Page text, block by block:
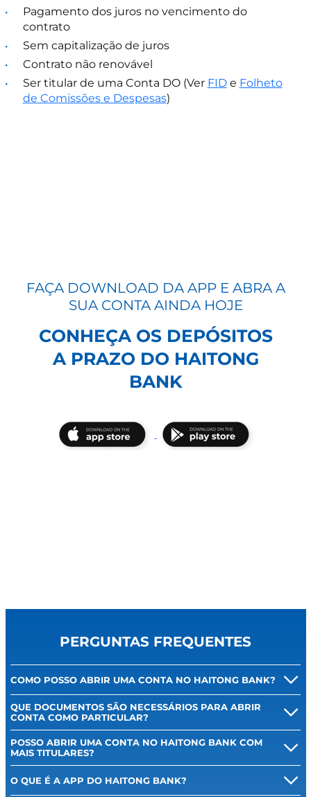
Pagamento dos juros no vencimento do
contrato
Sem capitalização de juros
Contrato não renovável
Ser titular de uma Conta DO (Ver FID e Folheto
de Comissões e Despesas)
FAÇA DOWNLOAD DA APP E ABRA A
SUA CONTA AINDA HOJE
CONHEÇA OS DEPÓSITOS
A PRAZO DO HAITONG
BANK
PERGUNTAS FREQUENTES
COMO POSSO ABRIR UMA CONTA NO HAITONG BANK?
QUE DOCUMENTOS SÃO NECESSÁRIOS PARA ABRIR
CONTA COMO PARTICULAR?
POSSO ABRIR UMA CONTA NO HAITONG BANK COM
MAIS TITULARES?
O QUE É A APP DO HAITONG BANK?